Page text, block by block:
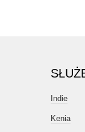
Indie
Kenia